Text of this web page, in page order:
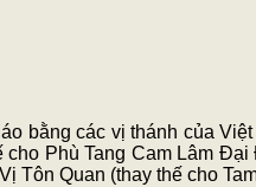
bằng các vị thánh của
Phù Tang Cam Lâm
Tôn Quan (thay thế cho